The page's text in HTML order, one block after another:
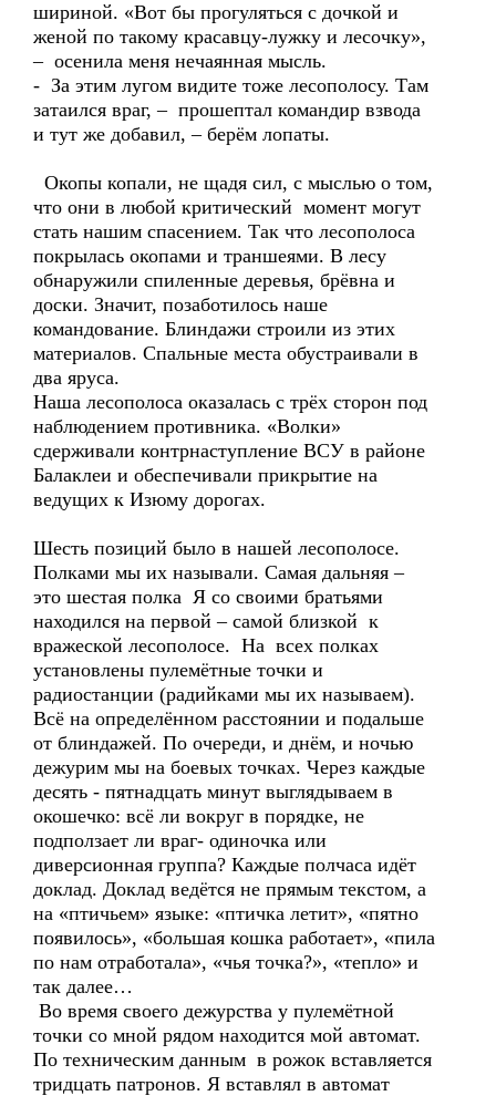
шириной. «Вот бы прогуляться с дочкой и
женой по такому красавцу-лужку и лесочку»,
– осенила меня нечаянная мысль.
- За этим лугом видите тоже лесополосу. Там
затаился враг, – прошептал командир взвода
и тут же добавил, – берём лопаты.
Окопы копали, не щадя сил, с мыслью о том,
что они в любой критический момент могут
стать нашим спасением. Так что лесополоса
покрылась окопами и траншеями. В лесу
обнаружили спиленные деревья, брёвна и
доски. Значит, позаботилось наше
командование. Блиндажи строили из этих
материалов. Спальные места обустраивали в
два яруса.
Наша лесополоса оказалась с трёх сторон под
наблюдением противника. «Волки»
сдерживали контрнаступление ВСУ в районе
Балаклеи и обеспечивали прикрытие на
ведущих к Изюму дорогах.
Шесть позиций было в нашей лесополосе.
Полками мы их называли. Самая дальняя –
это шестая полка Я со своими братьями
находился на первой – самой близкой к
вражеской лесополосе. На всех полках
установлены пулемётные точки и
радиостанции (радийками мы их называем).
Всё на определённом расстоянии и подальше
от блиндажей. По очереди, и днём, и ночью
дежурим мы на боевых точках. Через каждые
десять - пятнадцать минут выглядываем в
окошечко: всё ли вокруг в порядке, не
подползает ли враг- одиночка или
диверсионная группа? Каждые полчаса идёт
доклад. Доклад ведётся не прямым текстом, а
на «птичьем» языке: «птичка летит», «пятно
появилось», «большая кошка работает», «пила
по нам отработала», «чья точка?», «тепло» и
так далее…
Во время своего дежурства у пулемётной
точки со мной рядом находится мой автомат.
По техническим данным в рожок вставляется
тридцать патронов. Я вставлял в автомат